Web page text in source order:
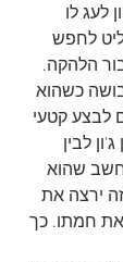
לעג לו
לחפש
הלהקה.
כשהוא
לבצע קטעי
לבין
חשב שהוא
ירצה את
את חמתו. כך